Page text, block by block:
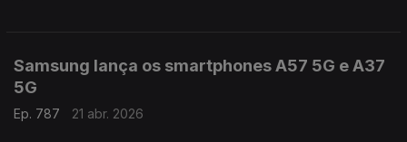
Samsung lança os smartphones A57 5G e A37
5G
Ep. 787 21 abr. 2026